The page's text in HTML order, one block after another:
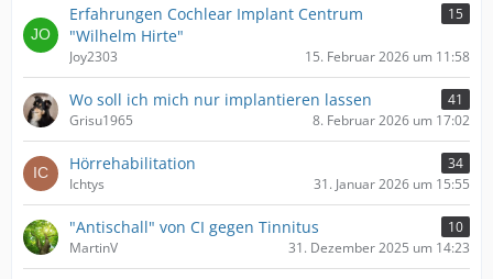
Erfahrungen Cochlear Implant Centrum
"Wilhelm Hirte"
15
Joy2303 15. Februar 2026 um 11:58
Wo soll ich mich nur implantieren lassen
41
Grisu1965
8. Februar 2026 um 17:02
Hörrehabilitation
34
Ichtys
31. Januar 2026 um 15:55
"Antischall" von CI gegen Tinnitus
10
MartinV
31. Dezember 2025 um 14:23